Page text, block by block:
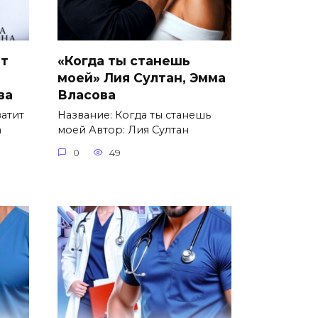
«Когда ты станешь
моей» Лия Султан, Эмма
Власова
Название: Когда ты станешь
моей Автор: Лия Султан
0 49